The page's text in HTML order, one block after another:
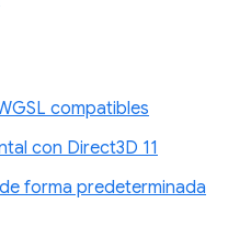
compatibles
con Direct3D 11
forma predeterminada